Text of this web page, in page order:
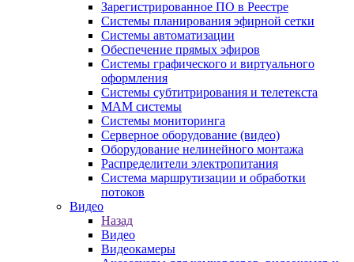
Зарегистрированное ПО в Реестре
Системы планирования эфирной сетки
Системы автоматизации
Обеспечение прямых эфиров
Системы графического и виртуального
оформления
Системы субтитрирования и телетекста
MAM системы
Системы мониторинга
Серверное оборудование (видео)
Оборудование нелинейного монтажа
Распределители электропитания
Система маршрутизации и обработки
потоков
Видео
Назад
Видео
Видеокамеры